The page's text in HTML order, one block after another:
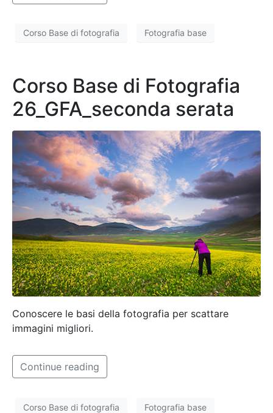
Corso Base di fotografia Fotografia base
Corso Base di Fotografia
26_GFA_seconda serata
Conoscere le basi della fotografia per scattare
immagini migliori.
Continue reading
Corso Base di fotografia Fotografia base